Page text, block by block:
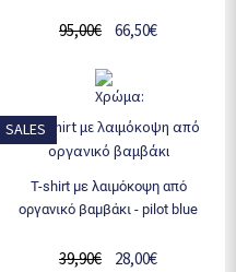
66,50€
95,00€
SALES
t-shirt με λαιμόκοψη από
οργανικό βαμβάκι - pilot blue
28,00€
39,90€